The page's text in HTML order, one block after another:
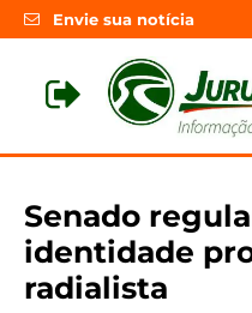
Envie sua notícia
Senado
identidade
radialista